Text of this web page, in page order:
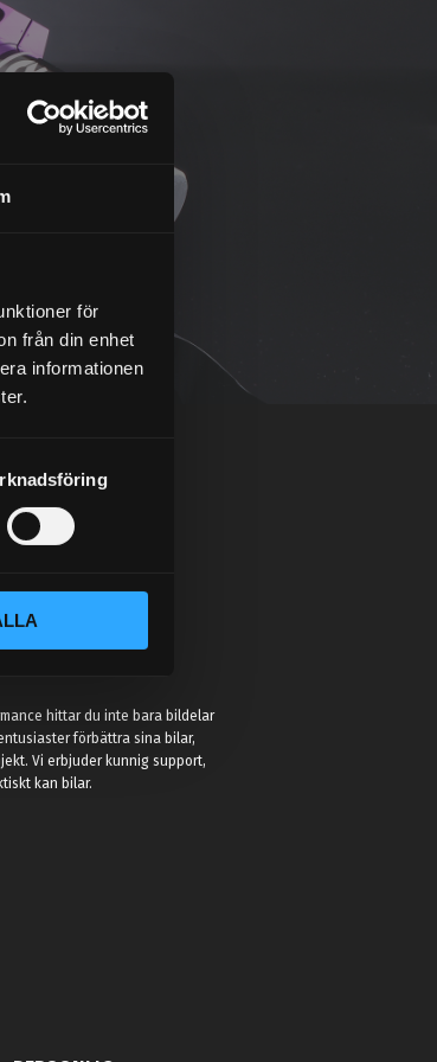
för
från din enhet
informationen
hittar du inte bara bildelar
förbättra sina bilar,
Vi erbjuder kunnig support,
kan bilar.